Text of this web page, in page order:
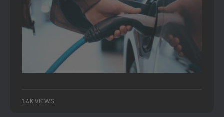
1,4K VIEWS